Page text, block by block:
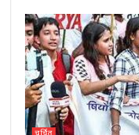
चर्चित